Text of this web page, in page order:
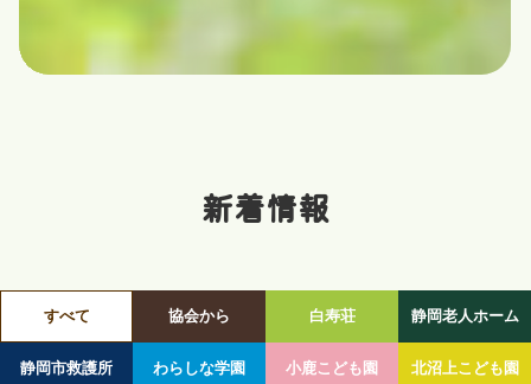
新着情報
すべて 協会から 白寿荘 静岡老人ホーム
静岡市救護所 わらしな学園 小鹿こども園 北沼上こども園